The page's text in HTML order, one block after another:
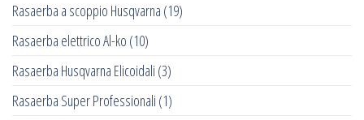
Rasaerba a scoppio Husqvarna (19)
Rasaerba elettrico Al-ko (10)
Rasaerba Husqvarna Elicoidali (3)
Rasaerba Super Professionali (1)